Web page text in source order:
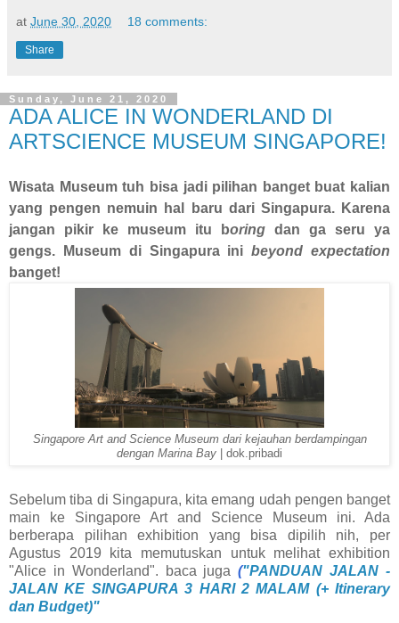
at June 30, 2020 18 comments:
Share
Sunday, June 21, 2020
ADA ALICE IN WONDERLAND DI
ARTSCIENCE MUSEUM SINGAPORE!
Wisata Museum tuh bisa jadi pilihan banget buat kalian
yang pengen nemuin hal baru dari Singapura. Karena
jangan pikir ke museum itu boring dan ga seru ya
gengs. Museum di Singapura inibeyond expectation
banget!
Singapore Art and Science Museum dari kejauhan berdampingan
dengan Marina Bay
| dok.pribadi
Sebelum tiba di Singapura, kita emang udah pengen banget
main ke Singapore Art and Science Museum ini. Ada
berberapa pilihan exhibition yang bisa dipilih nih, per
Agustus 2019 kita memutuskan untuk melihat exhibition
"Alice in Wonderland". baca juga("PANDUAN JALAN -
JALAN KE SINGAPURA 3 HARI 2 MALAM (+ Itinerary
dan Budget)"